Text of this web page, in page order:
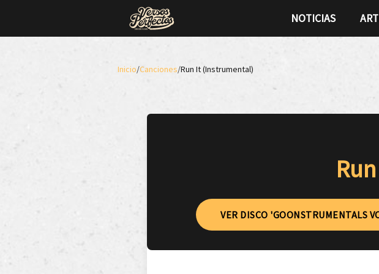
NOTICIAS
Inicio/Canciones/Run It (Instrumental)
VER DISCO 'GOONSTRUMENTALS